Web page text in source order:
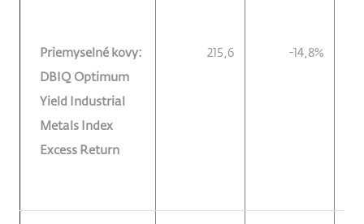
Priemyselné kovy:
DBIQ Optimum
Yield Industrial
Metals Index
Excess Return
215,6 -14,8%